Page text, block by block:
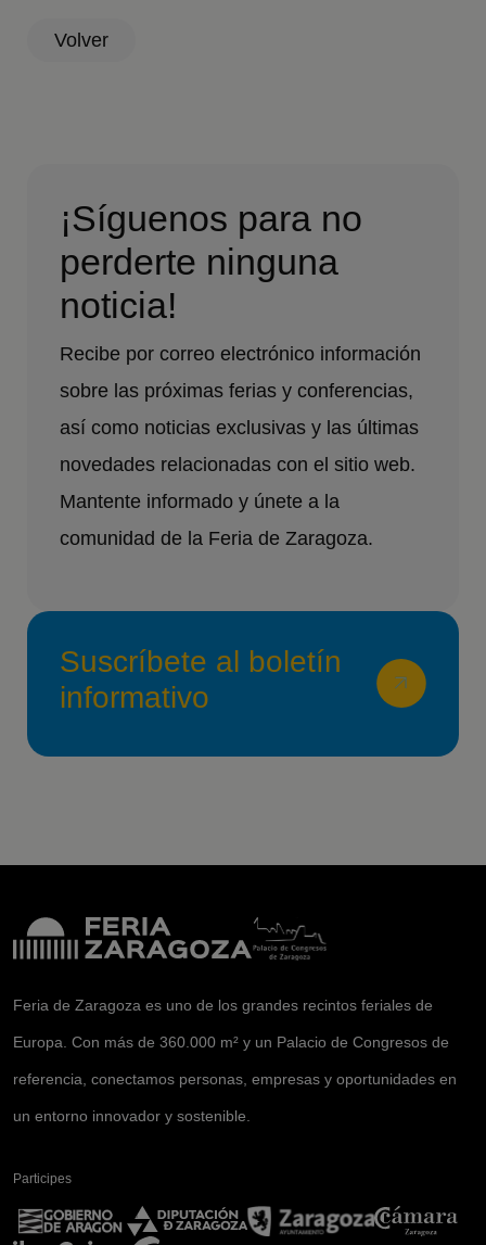
Volver
¡Síguenos para no
perderte ninguna
noticia!
Recibe por correo electrónico información
sobre las próximas ferias y conferencias,
así como noticias exclusivas y las últimas
novedades relacionadas con el sitio web.
Mantente informado y únete a la
comunidad de la Feria de Zaragoza.
Suscríbete al boletín
informativo
Feria de Zaragoza es uno de los grandes recintos feriales de
Europa. Con más de 360.000 m² y un Palacio de Congresos de
referencia, conectamos personas, empresas y oportunidades en
un entorno innovador y sostenible.
Participes